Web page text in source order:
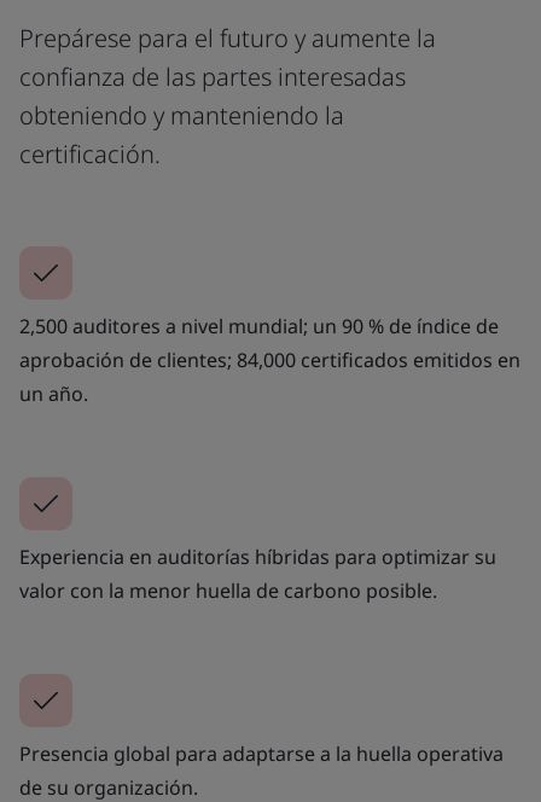
Prepárese para el futuro y aumente la
confianza de las partes interesadas
obteniendo y manteniendo la
certificación.
2,500 auditores a nivel mundial; un 90 % de índice de
aprobación de clientes; 84,000 certificados emitidos en
un año.
Experiencia en auditorías híbridas para optimizar su
valor con la menor huella de carbono posible.
Presencia global para adaptarse a la huella operativa
de su organización.